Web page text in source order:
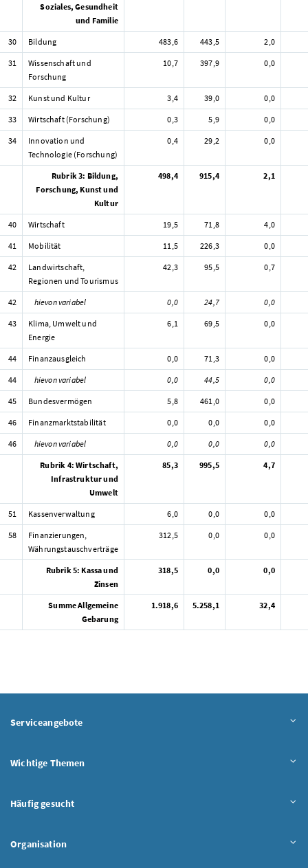
Soziales, Gesundheit
und Familie
30 Bildung 483,6 443,5 2,0
31
Wissenschaft und
Forschung
10,7 397,9 0,0
32 Kunst und Kultur 3,4 39,0 0,0
33 Wirtschaft (Forschung) 0,3 5,9 0,0
34
Innovation und
Technologie (Forschung)
0,4 29,2 0,0
Rubrik 3: Bildung,
Forschung, Kunst und
Kultur
498,4 915,4 2,1
40 Wirtschaft 19,5 71,8 4,0
41 Mobilität 11,5 226,3 0,0
42
Landwirtschaft,
Regionen und Tourismus
42,3 95,5 0,7
42 hievon variabel 0,0 24,7 0,0
43
Klima, Umwelt und
Energie
6,1 69,5 0,0
44 Finanzausgleich 0,0 71,3 0,0
44 hievon variabel 0,0 44,5 0,0
45 Bundesvermögen 5,8 461,0 0,0
46 Finanzmarktstabilität 0,0 0,0 0,0
46 hievon variabel 0,0 0,0 0,0
Rubrik 4: Wirtschaft,
Infrastruktur und
Umwelt
85,3 995,5 4,7
51 Kassenverwaltung 6,0 0,0 0,0
58
Finanzierungen,
Währungstauschverträge
312,5 0,0 0,0
Rubrik 5: Kassa und
Zinsen
318,5 0,0 0,0
Summe Allgemeine
Gebarung
1.918,6 5.258,1 32,4
Serviceangebote
Wichtige Themen
Häufig gesucht
Organisation